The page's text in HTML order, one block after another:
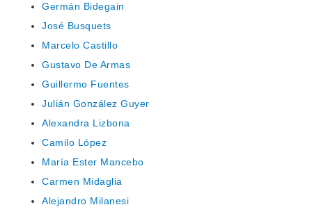
INSTITUCIONAL
ENSEÑANZA
BEDELÍA
OFERTA DE GRADO
Germán Bidegain
José Busquets
Marcelo Castillo
Gustavo De Armas
Guillermo Fuentes
Julián González Guyer
Alexandra Lizbona
Camilo López
María Ester Mancebo
Carmen Midaglia
Alejandro Milanesi